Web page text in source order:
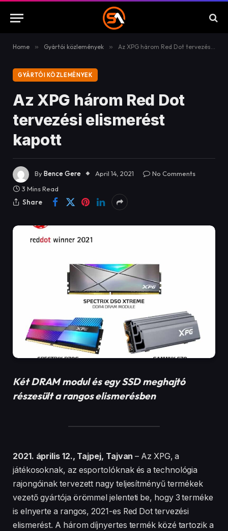
Home » Gyártói közlemények » Az XPG három Red Dot tervezési elismerést kapott
GYÁRTÓI KÖZLEMÉNYEK
Az XPG három Red Dot
tervezési elismerést
kapott
ByBence Gere April 14, 2021
No Comments
3 Mins Read
Share
Két DRAM modul és egy SSD meghajtó
részesült a rangos elismerésben
2021. április 12., Tajpej, Tajvan – Az XPG, a
játékosoknak, az esportolóknak és a technológia
rajongóinak tervezett nagy teljesítményű termékek
vezető gyártója örömmel jelenteti be, hogy 3 terméke
is elnyerte a rangos, 2021-es Red Dot tervezési
elismerést. A három díjnyertes termék közé tartozik a